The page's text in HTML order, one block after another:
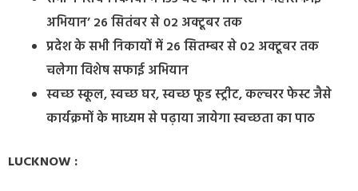
अभियान’ 26 सितंबर से 02 अक्टूबर तक
प्रदेश के सभी निकायों में 26 सितम्बर से 02 अक्टूबर तक
चलेगा विशेष सफाई अभियान
स्वच्छ स्कूल, स्वच्छ घर, स्वच्छ फूड स्ट्रीट, कल्चरर फेस्ट जैसे
कार्यक्रमों के माध्यम से पढ़ाया जायेगा स्वच्छता का पाठ
LUCKNOW :